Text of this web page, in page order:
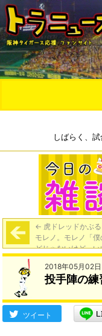
しばらく、
← 虎ドレッドかぶ
モレノ。モレノ「僕
どじゃないけど、
よ」
2018年05月02
投手陣の
ツイート